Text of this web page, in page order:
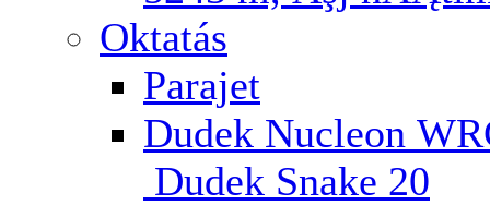
Oktatás
Parajet
Dudek Nucleon
Dudek Snake 20